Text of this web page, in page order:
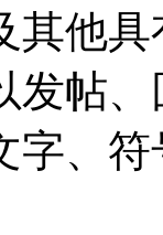
其他
发帖
字、